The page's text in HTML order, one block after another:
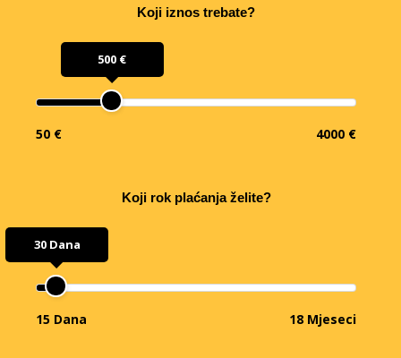
Koji iznos trebate?
500 €
50 € 4000 €
Koji rok plaćanja želite?
30 Dana
15 Dana 18 Mjeseci